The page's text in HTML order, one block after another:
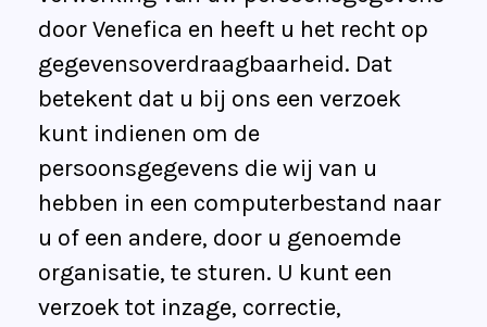
door Venefica en heeft u het recht op
gegevensoverdraagbaarheid. Dat
betekent dat u bij ons een verzoek
kunt indienen om de
persoonsgegevens die wij van u
hebben in een computerbestand naar
u of een andere, door u genoemde
organisatie, te sturen. U kunt een
verzoek tot inzage, correctie,